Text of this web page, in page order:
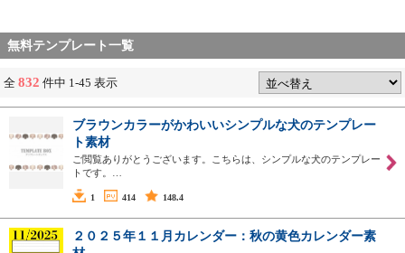
無料テンプレート一覧
全 832 件中 1-45 表示
ブラウンカラーがかわいいシンプルな犬のテンプレー
ト素材
ご閲覧ありがとうございます。こちらは、シンプルな犬のテンプレー
トです。…
1 414 148.4
２０２５年１１月カレンダー：秋の黄色カレンダー素